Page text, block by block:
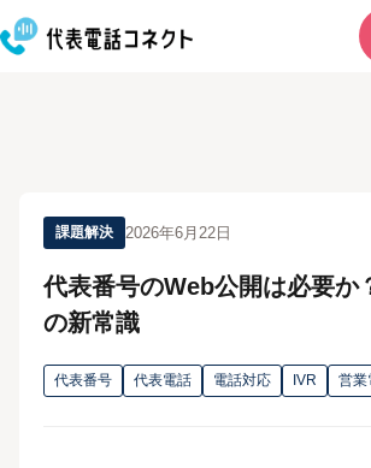
課題解決 2026年6月22日
代表番号のWeb公開は必要か
の新常識
代表番号 代表電話 電話対応 IVR 営業